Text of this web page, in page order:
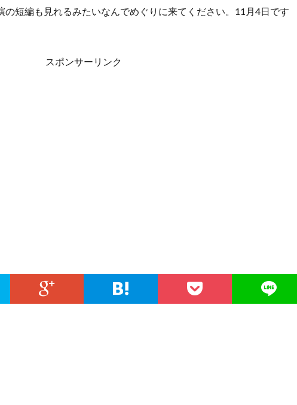
の短編も見れるみたいなんでめぐりに来てください。11月4日です
スポンサーリンク